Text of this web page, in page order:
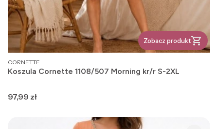
Zobacz produkt
PRODUCENT
CORNETTE
Koszula Cornette 1108/507 Morning kr/r S-2XL
Cena
97,99 zł